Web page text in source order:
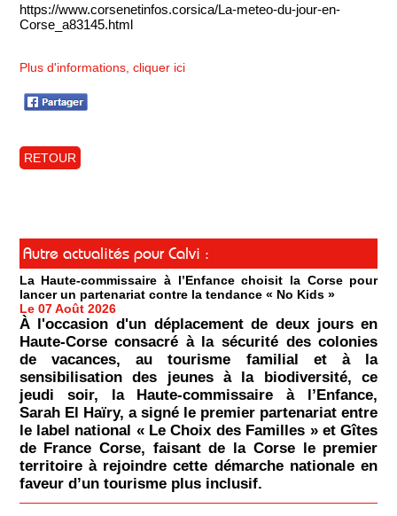
https://www.corsenetinfos.corsica/La-meteo-du-jour-en-
Corse_a83145.html
Plus d'informations, cliquer ici
RETOUR
Autre actualités pour Calvi :
La Haute-commissaire à l’Enfance choisit la Corse pour
lancer un partenariat contre la tendance « No Kids »
Le 07 Août 2026
À l'occasion d'un déplacement de deux jours en
Haute-Corse consacré à la sécurité des colonies
de vacances, au tourisme familial et à la
sensibilisation des jeunes à la biodiversité, ce
jeudi soir, la Haute-commissaire à l’Enfance,
Sarah El Haïry, a signé le premier partenariat entre
le label national « Le Choix des Familles » et Gîtes
de France Corse, faisant de la Corse le premier
territoire à rejoindre cette démarche nationale en
faveur d’un tourisme plus inclusif.